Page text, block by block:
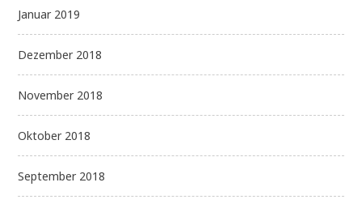
Januar 2019
Dezember 2018
November 2018
Oktober 2018
September 2018